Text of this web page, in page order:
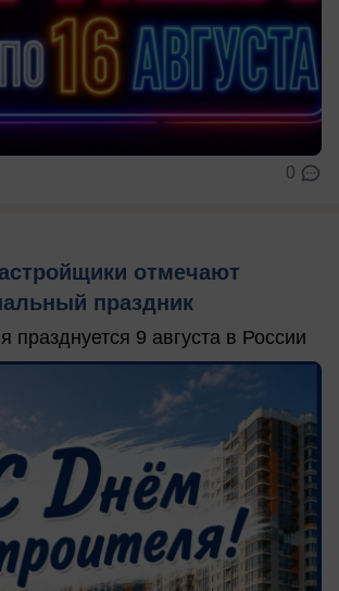
0
отмечают
праздник
празднуется 9 августа в России